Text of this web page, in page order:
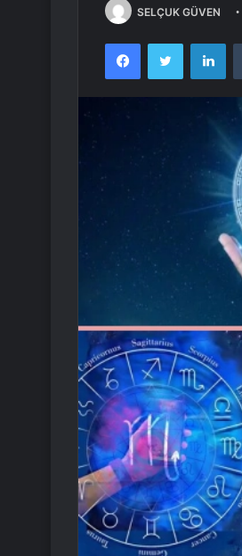
SELÇUK GÜVEN
FacebookTwitter